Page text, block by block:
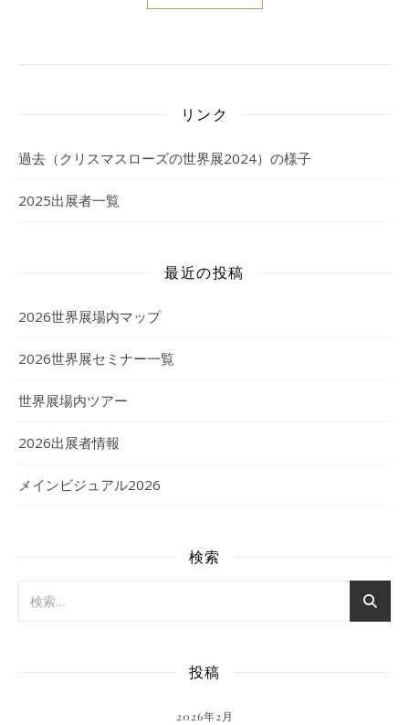
リンク
過去（クリスマスローズの世界展2024）の様子
2025出展者一覧
最近の投稿
2026世界展場内マップ
2026世界展セミナー一覧
世界展場内ツアー
2026出展者情報
メインビジュアル2026
検索
投稿
2026年2月